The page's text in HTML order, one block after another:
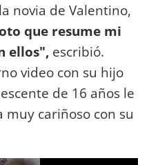
novia de Valentino,
que resume mi
ellos", escribió.
video con su hijo
de 16 años le
muy cariñoso con su